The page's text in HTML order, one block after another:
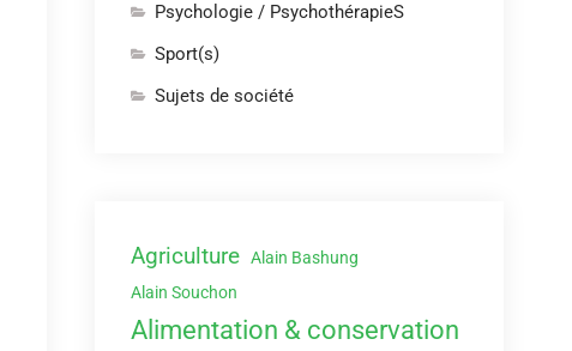
Psychologie / PsychothérapieS
Sport(s)
Sujets de société
Agriculture Alain Bashung
Alain Souchon
Alimentation & conservation